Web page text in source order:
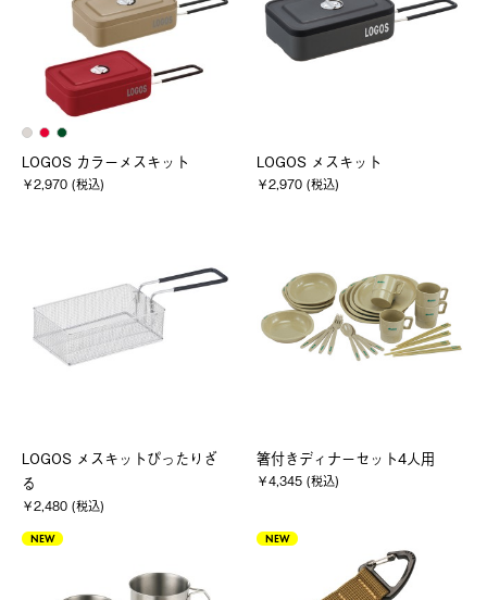
LOGOS カラーメスキット
￥2,970 (税込)
LOGOS メスキット
￥2,970 (税込)
LOGOS メスキットぴったりざ
る
￥2,480 (税込)
箸付きディナーセット4人用
￥4,345 (税込)
NEW NEW